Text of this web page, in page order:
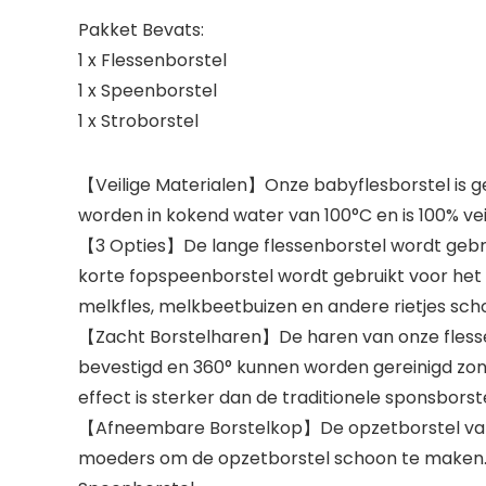
Pakket Bevats:
1 x Flessenborstel
1 x Speenborstel
1 x Stroborstel
【Veilige Materialen】Onze babyflesborstel
worden in kokend water van 100°C en is 100%
【3 Opties】De lange flessenborstel wordt
korte fopspeenborstel wordt gebruikt voor het
melkfles, melkbeetbuizen en andere rietjes
【Zacht Borstelharen】De haren van onze
bevestigd en 360° kunnen worden gereinigd
effect is sterker dan de traditionele
【Afneembare Borstelkop】De opzetborstel
moeders om de opzetborstel schoon te